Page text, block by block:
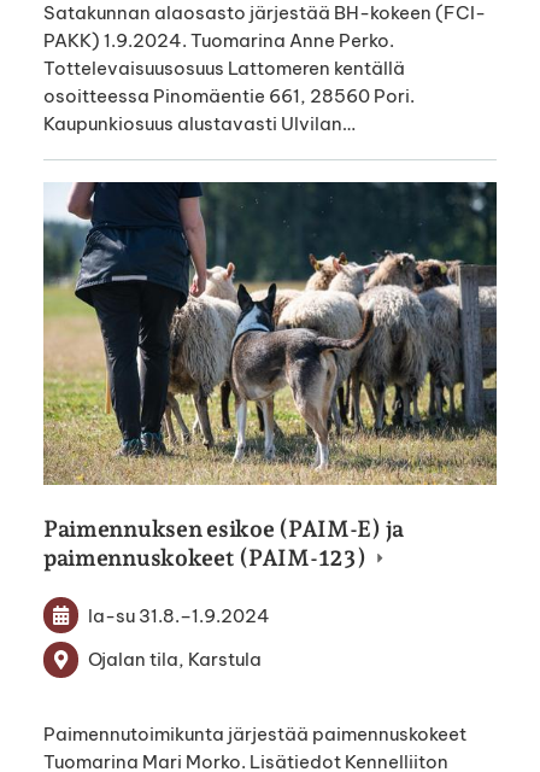
Satakunnan alaosasto järjestää BH-kokeen (FCI-
PAKK) 1.9.2024. Tuomarina Anne Perko.
Tottelevaisuusosuus Lattomeren kentällä
osoitteessa Pinomäentie 661, 28560 Pori.
Kaupunkiosuus alustavasti Ulvilan…
Paimennuksen esikoe (PAIM-E) ja
paimennuskokeet (PAIM-123)
la-su 31.8.–1.9.2024
Ojalan tila, Karstula
Paimennutoimikunta järjestää paimennuskokeet
Tuomarina Mari Morko. Lisätiedot Kennelliiton